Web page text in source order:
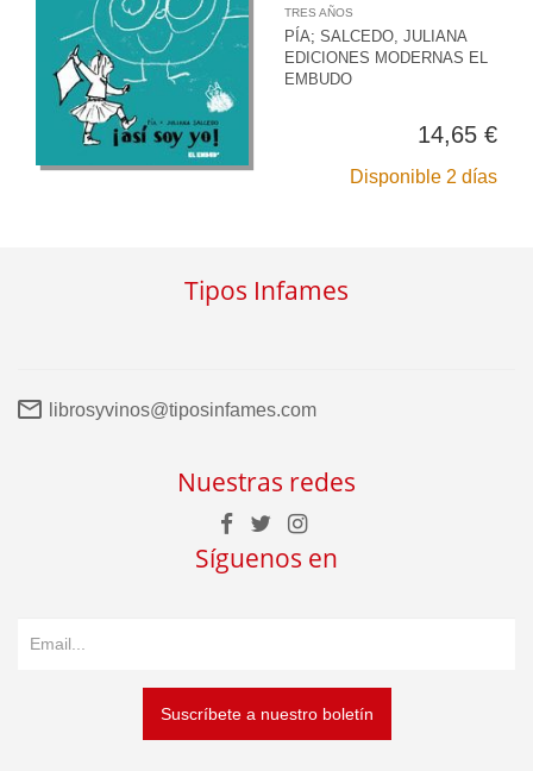
TRES AÑOS
PÍA; SALCEDO, JULIANA
EDICIONES MODERNAS EL
EMBUDO
14,65 €
Disponible 2 días
Tipos Infames
librosyvinos@tiposinfames.com
Nuestras redes
Síguenos en
Suscríbete a nuestro boletín